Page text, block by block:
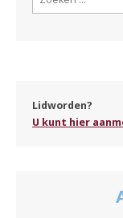
Lidworden?
U kunt hier